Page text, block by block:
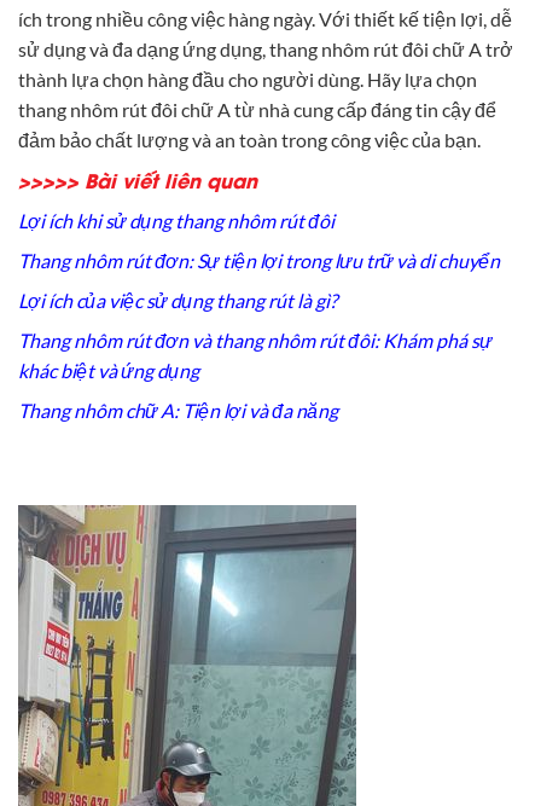
ích trong nhiều công việc hàng ngày. Với thiết kế tiện lợi, dễ
sử dụng và đa dạng ứng dụng, thang nhôm rút đôi chữ A trở
thành lựa chọn hàng đầu cho người dùng. Hãy lựa chọn
thang nhôm rút đôi chữ A từ nhà cung cấp đáng tin cậy để
đảm bảo chất lượng và an toàn trong công việc của bạn.
>>>>> Bài viết liên quan
Lợi ích khi sử dụng thang nhôm rút đôi
Thang nhôm rút đơn: Sự tiện lợi trong lưu trữ và di chuyển
Lợi ích của việc sử dụng thang rút là gì?
Thang nhôm rút đơn và thang nhôm rút đôi: Khám phá sự
khác biệt và ứng dụng
Thang nhôm chữ A: Tiện lợi và đa năng